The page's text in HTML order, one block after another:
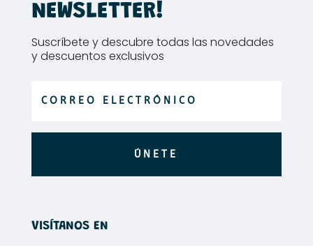
en
NEWSLETTER!
Suscríbete y descubre todas las novedades
y descuentos exclusivos
ÚNETE
VISÍTANOS EN